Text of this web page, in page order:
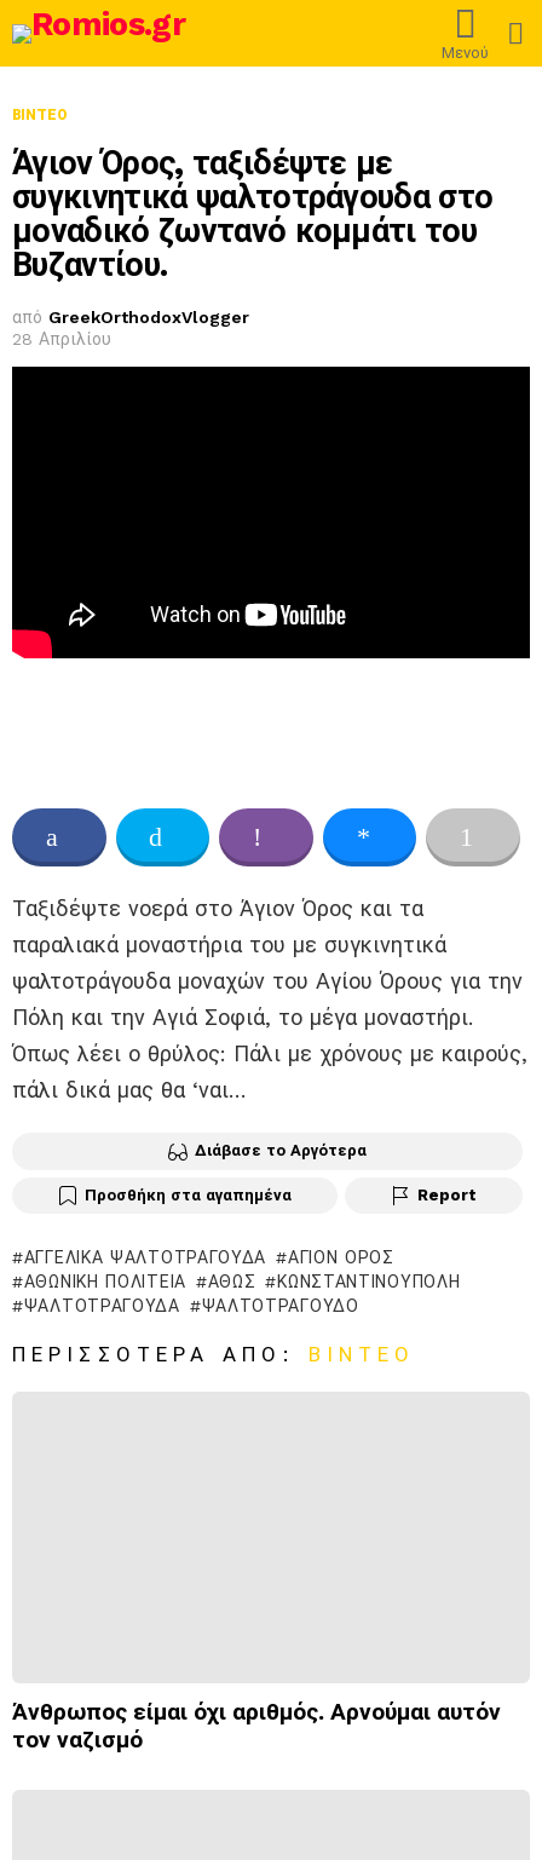
Μενού
ΒΊΝΤΕΟ
Άγιον Όρος, ταξιδέψτε με
συγκινητικά ψαλτοτράγουδα στο
μοναδικό ζωντανό κομμάτι του
Βυζαντίου.
από GreekOrthodoxVlogger
28 Απριλίου
Ταξιδέψτε νοερά στο Άγιον Όρος και τα
παραλιακά μοναστήρια του με συγκινητικά
ψαλτοτράγουδα μοναχών του Αγίου Όρους για την
Πόλη και την Αγιά Σοφιά, το μέγα μοναστήρι.
Όπως λέει ο θρύλος: Πάλι με χρόνους με καιρούς,
πάλι δικά μας θα ‘ναι…
Διάβασε το Αργότερα
Προσθήκη στα αγαπημένα Report
ΑΓΓΕΛΙΚΆ ΨΑΛΤΟΤΡΆΓΟΥΔΑ
ΆΓΙΟΝ ΌΡΟΣ
ΑΘΩΝΙΚΉ ΠΟΛΙΤΕΊΑ
ΆΘΩΣ
ΚΩΝΣΤΑΝΤΙΝΟΎΠΟΛΗ
ΨΑΛΤΟΤΡΑΓΟΥΔΑ
ΨΑΛΤΟΤΡΆΓΟΥΔΟ
ΠΕΡΙΣΣΌΤΕΡΑ ΑΠΌ: ΒΊΝΤΕΟ
Άνθρωπος είμαι όχι αριθμός. Αρνούμαι αυτόν
τον ναζισμό